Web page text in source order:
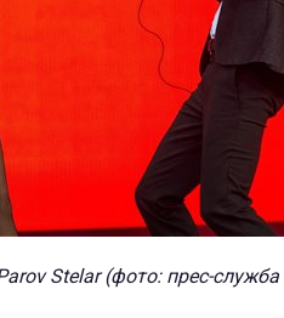
Stelar (фото: прес-